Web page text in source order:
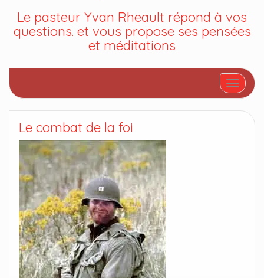
Le pasteur Yvan Rheault répond à vos
questions. et vous propose ses pensées
et méditations
Afficher/
Le combat de la foi